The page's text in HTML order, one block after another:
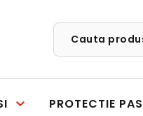
PROTECTIE